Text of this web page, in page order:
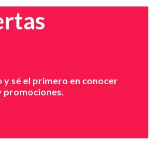
sé el primero en conocer
promociones.